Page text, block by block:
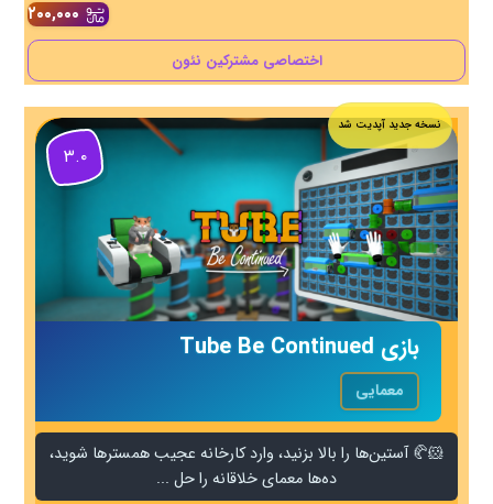
۲۰۰,۰۰۰
اختصاصی مشترکین نئون
۳.۰
بازی Tube Be Continued
معمایی
🐹🥐 آستین‌ها را بالا بزنید، وارد کارخانه عجیب همسترها شوید،
ده‌ها معمای خلاقانه را حل ...
نسخه جدید آپدیت شد